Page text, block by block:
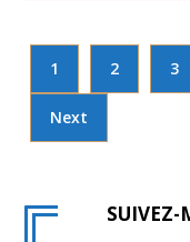
1 2 3
Next
SUIVEZ-